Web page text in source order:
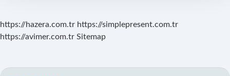
https://hazera.com.tr https://simplepresent.com.tr
https://avimer.com.tr Sitemap